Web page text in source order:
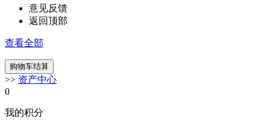
意见反馈
返回顶部
查看全部
>> 资产中心
0
我的积分